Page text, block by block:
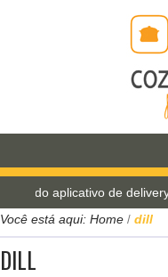
delivery
Você está aqui: Home / dill
DILL